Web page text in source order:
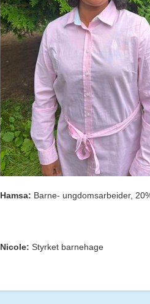
Hamsa: Barne- ungdomsarbeider,
Nicole: Styrket barnehage